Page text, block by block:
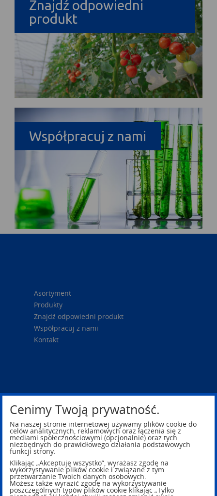
Cenimy Twoją prywatność.
Na naszej stronie internetowej używamy plików cookie do
celów analitycznych, reklamowych oraz łączenia się z
mediami społecznościowymi (opcjonalnie) oraz tych
niezbędnych do prawidłowego działania podstawowych
funkcji strony.
Klikając „Akceptuję wszystko”, wyrażasz zgodę na
wykorzystywanie plików cookie i związane z tym
przetwarzanie Twoich danych osobowych.
Możesz także wyrazić zgodę na wykorzystywanie
poszczególnych typów plików cookie klikając „Tylko
Znajdź odpowiedni
produkt
Współpracuj z nami
Asortyment
Produkty
Znajdź odpowiedni produkt
Współpracuj z nami
Kontakt
Privacy Policy Legal Notice